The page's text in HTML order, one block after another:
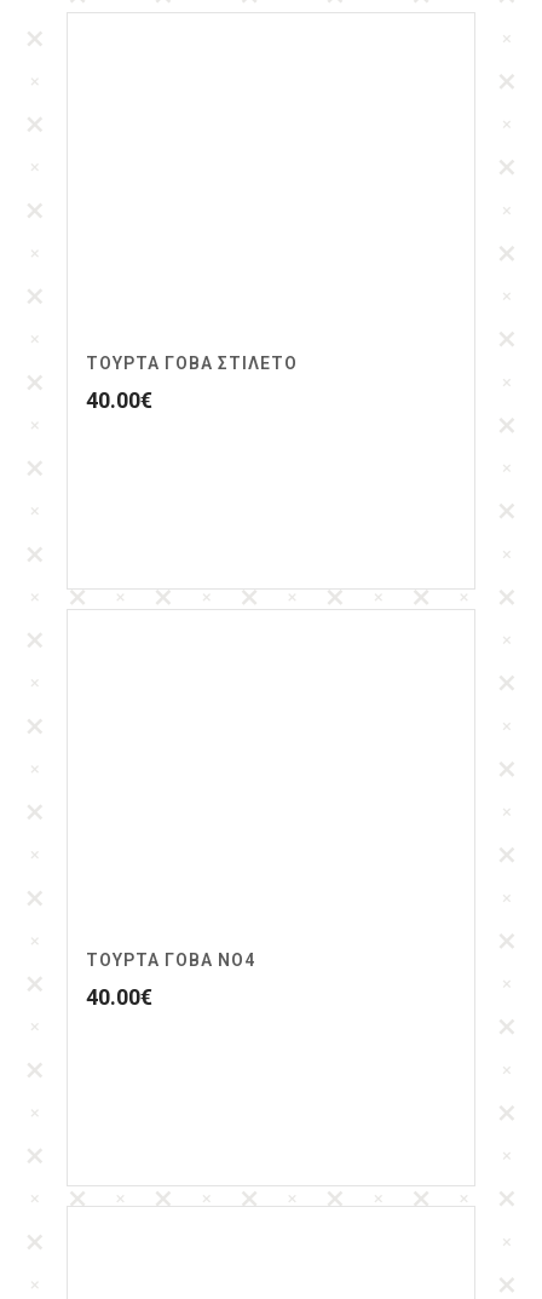
ΤΟΎΡΤΑ ΓΌΒΑ ΣΤΙΛΈΤΟ
40.00€
ΤΟΎΡΤΑ ΓΌΒΑ ΝΟ4
40.00€